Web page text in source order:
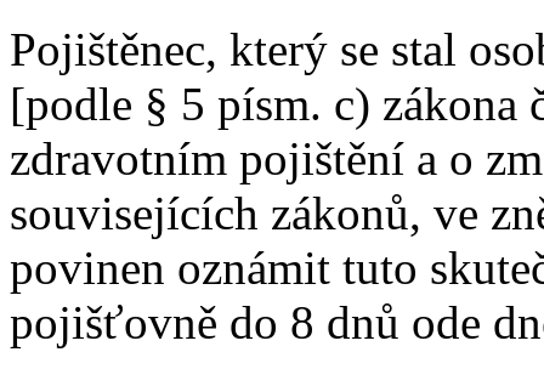
Pojištěnec, který se stal
[podle § 5 písm. c) zákona
zdravotním pojištění a o
souvisejících zákonů, ve
povinen oznámit tuto
pojišťovně do 8 dnů ode